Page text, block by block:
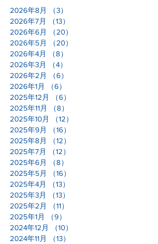
2026年8月 （3）
2026年7月
（13）
2026年6月
（20）
2026年5月
（20）
2026年4月
（8）
2026年3月
（4）
2026年2月
（6）
2026年1月
（6）
2025年12月
（6）
2025年11月
（8）
2025年10月
（12）
2025年9月
（16）
2025年8月
（12）
2025年7月
（12）
2025年6月
（8）
2025年5月
（16）
2025年4月
（13）
2025年3月
（13）
2025年2月
（11）
2025年1月
（9）
2024年12月
（10）
2024年11月
（13）